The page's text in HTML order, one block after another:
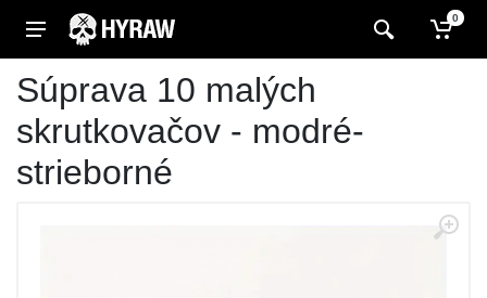
0
Súprava 10 malých
skrutkovačov - modré-
strieborné